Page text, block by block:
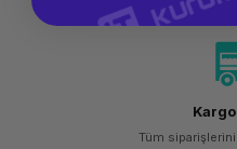
Tüm